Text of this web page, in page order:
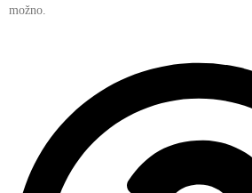
možno.